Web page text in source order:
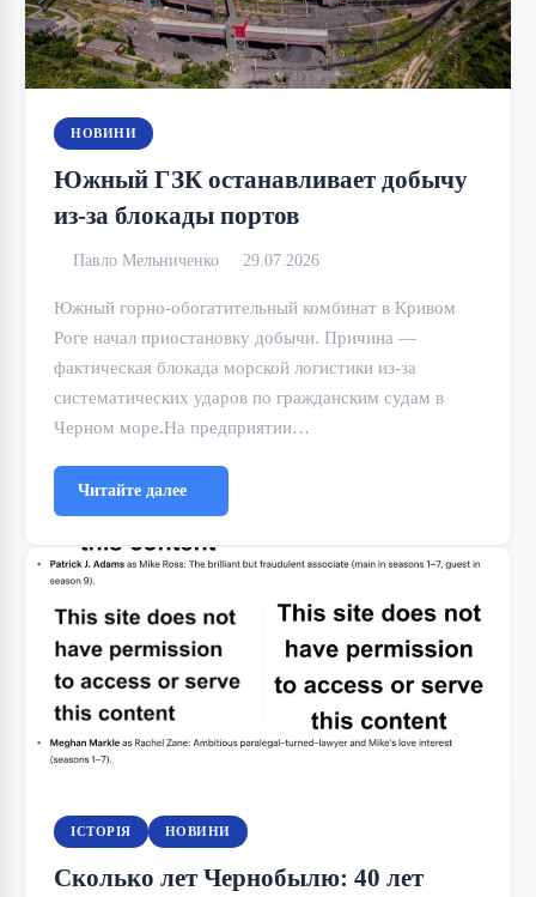
НОВИНИ
Южный ГЗК останавливает добычу
из-за блокады портов
Павло Мельниченко 29.07.2026
Южный горно-обогатительный комбинат в Кривом
Роге начал приостановку добычи. Причина —
фактическая блокада морской логистики из-за
систематических ударов по гражданским судам в
Черном море.На предприятии…
Читайте далее
ІСТОРІЯ НОВИНИ
Сколько лет Чернобылю: 40 лет